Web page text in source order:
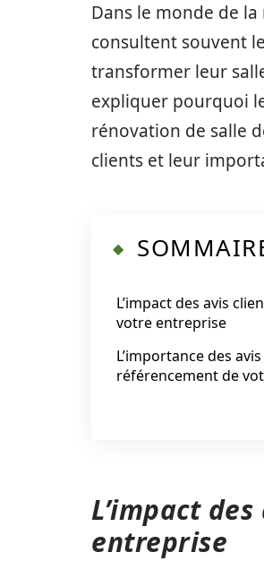
Dans le monde de
consultent souvent
transformer leur
expliquer pourquoi
rénovation de salle
clients et leur
L’impact des avis
votre entreprise
L’importance des
référencement de
L’impact
entreprise